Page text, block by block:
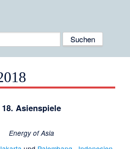
18. Asienspiele
Energy of Asia